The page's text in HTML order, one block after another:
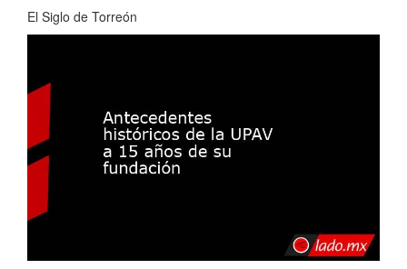
El Siglo de Torreón